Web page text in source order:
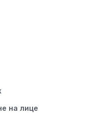
на лице